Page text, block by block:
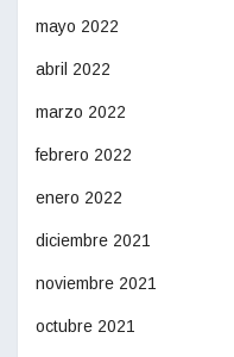
mayo 2022
abril 2022
marzo 2022
febrero 2022
enero 2022
diciembre 2021
noviembre 2021
octubre 2021